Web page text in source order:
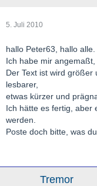
5. Juli 2010
hallo Peter63, hallo alle.
Ich habe mir
Der Text ist wird größer
lesbarer,
etwas kürzer und
Ich hätte es fertig, aber
werden.
Poste doch bitte, was
Tremor